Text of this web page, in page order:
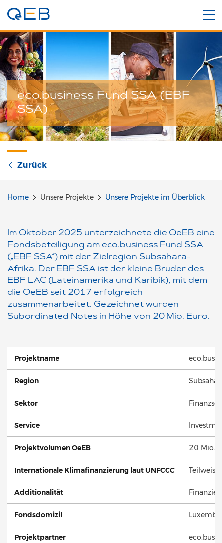
eco.business Fund SSA (EBF
SSA)
Zurück
Home Unsere Projekte Unsere Projekte im Überblick
Im Oktober 2025 unterzeichnete die OeEB eine
Fondsbeteiligung am eco.business Fund SSA
(„EBF SSA“) mit der Zielregion Subsahara-
Afrika. Der EBF SSA ist der kleine Bruder des
EBF LAC (Lateinamerika und Karibik), mit dem
die OeEB seit 2017 erfolgreich
zusammenarbeitet. Gezeichnet wurden
Subordinated Notes in Höhe von 20 Mio. Euro.
Projektname
Region
Sektor
Service
Projektvolumen OeEB 20 Mio.
Internationale Klimafinanzierung laut UNFCCC Teilweise
Additionalität
Fondsdomizil
Projektpartner